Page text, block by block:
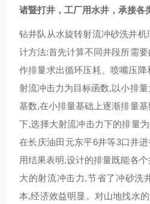
诸暨打井，工厂用水井，承接各
钻井队从水旋转射流冲砂洗井
计方法:首先计算不同井段所需
作排量求出循环压耗、喷嘴压
射流冲击力为目标函数,以小排
基数,在小排量基础上逐渐排量
下,选择大射流冲击力下的排量
在长庆油田元东平6井等3口井
用结果表明,设计的排量既能各
大的射流冲击力,节省了冲砂洗
本,经济效益明显。对山地找水